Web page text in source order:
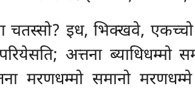
चतस्सो? इध, भिक्खवे, एकच्चो
अत्तना ब्याधिधम्मो
मरणधम्मो समानो